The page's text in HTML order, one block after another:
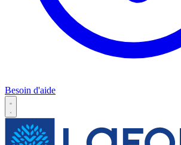
Besoin d'aide